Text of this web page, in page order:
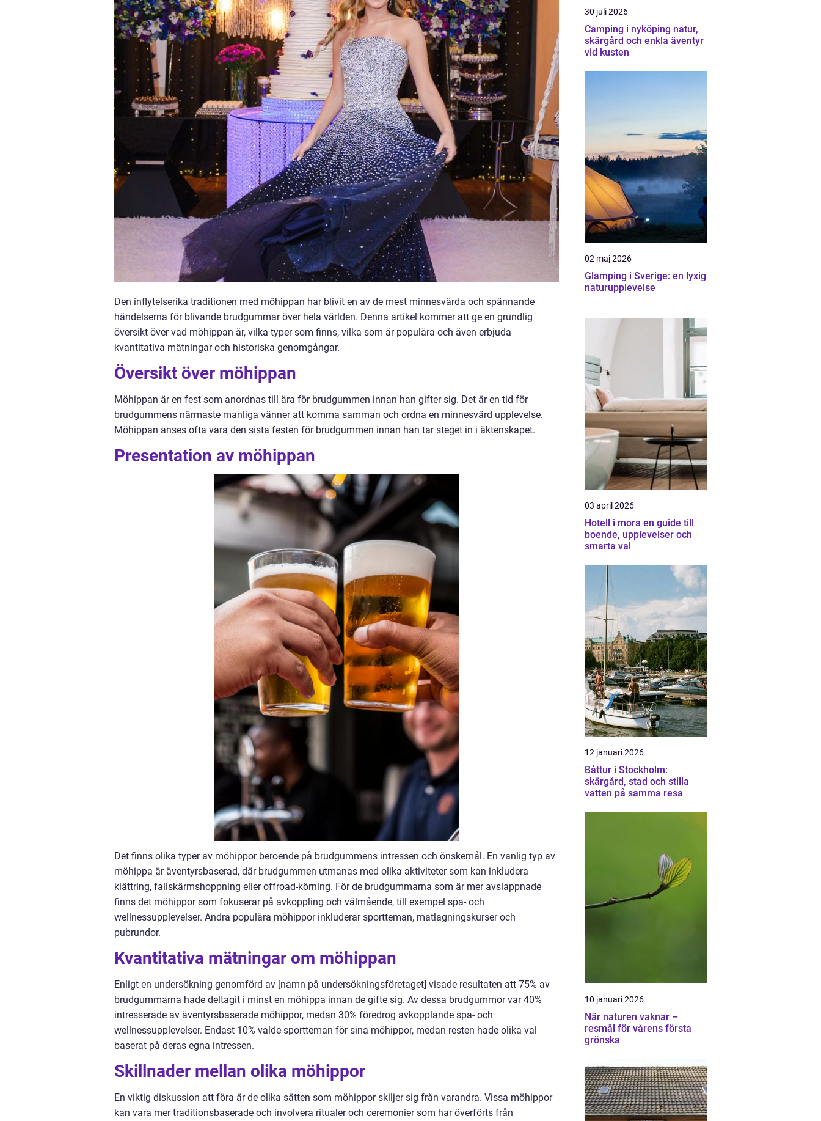
Den inflytelserika traditionen med möhippan har blivit en av de mest minnesvärda och spännande
händelserna för blivande brudgummar över hela världen. Denna artikel kommer att ge en grundlig
översikt över vad möhippan är, vilka typer som finns, vilka som är populära och även erbjuda
kvantitativa mätningar och historiska genomgångar.
Översikt över möhippan
Möhippan är en fest som anordnas till ära för brudgummen innan han gifter sig. Det är en tid för
brudgummens närmaste manliga vänner att komma samman och ordna en minnesvärd upplevelse.
Möhippan anses ofta vara den sista festen för brudgummen innan han tar steget in i äktenskapet.
Presentation av möhippan
Det finns olika typer av möhippor beroende på brudgummens intressen och önskemål. En vanlig typ av
möhippa är äventyrsbaserad, där brudgummen utmanas med olika aktiviteter som kan inkludera
klättring, fallskärmshoppning eller offroad-körning. För de brudgummarna som är mer avslappnade
finns det möhippor som fokuserar på avkoppling och välmående, till exempel spa- och
wellnessupplevelser. Andra populära möhippor inkluderar sportteman, matlagningskurser och
pubrundor.
Kvantitativa mätningar om möhippan
Enligt en undersökning genomförd av [namn på undersökningsföretaget] visade resultaten att 75% av
brudgummarna hade deltagit i minst en möhippa innan de gifte sig. Av dessa brudgummor var 40%
intresserade av äventyrsbaserade möhippor, medan 30% föredrog avkopplande spa- och
wellnessupplevelser. Endast 10% valde sportteman för sina möhippor, medan resten hade olika val
baserat på deras egna intressen.
Skillnader mellan olika möhippor
En viktig diskussion att föra är de olika sätten som möhippor skiljer sig från varandra. Vissa möhippor
kan vara mer traditionsbaserade och involvera ritualer och ceremonier som har överförts från
30 juli 2026
Camping i nyköping natur,
skärgård och enkla äventyr
vid kusten
02 maj 2026
Glamping i Sverige: en lyxig
naturupplevelse
03 april 2026
Hotell i mora en guide till
boende, upplevelser och
smarta val
12 januari 2026
Båttur i Stockholm:
skärgård, stad och stilla
vatten på samma resa
10 januari 2026
När naturen vaknar –
resmål för vårens första
grönska